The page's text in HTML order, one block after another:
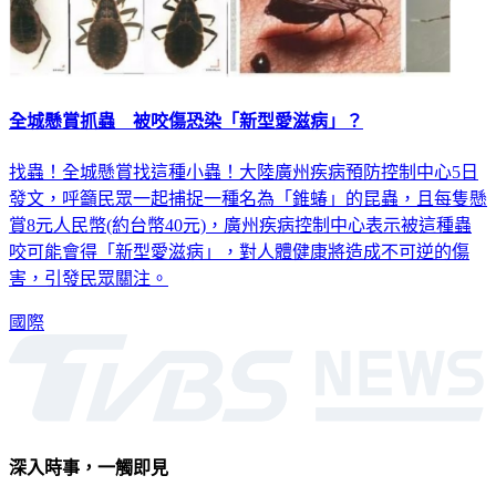
全城懸賞抓蟲 被咬傷恐染「新型愛滋病」？
找蟲！全城懸賞找這種小蟲！大陸廣州疾病預防控制中心5日
發文，呼籲民眾一起捕捉一種名為「錐蝽」的昆蟲，且每隻懸
賞8元人民幣(約台幣40元)，廣州疾病控制中心表示被這種蟲
咬可能會得「新型愛滋病」，對人體健康將造成不可逆的傷
害，引發民眾關注。
國際
深入時事，一觸即見